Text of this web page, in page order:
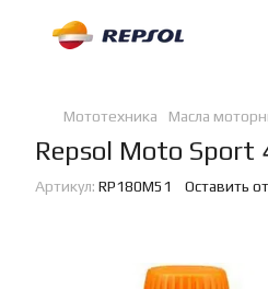
Мототехника Масла
Repsol Moto Sport
Артикул: RP180M51 Оставить